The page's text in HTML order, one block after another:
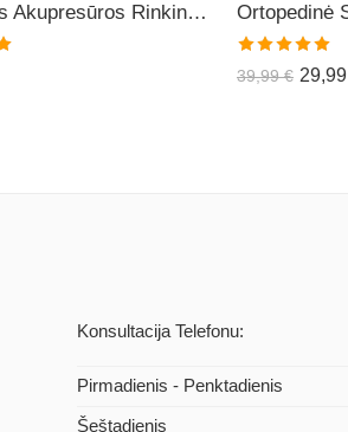
Masažinis Akupresūros Rinkinys ECOMAT-5
Įvertinimas:
5.00iš 5
39,99€ 29,99
Konsultacija Telefonu:
Pirmadienis - Penktadienis
Šeštadienis